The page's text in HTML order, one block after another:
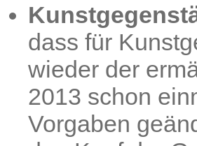
dass für
wieder der
2013 schon
Vorgaben